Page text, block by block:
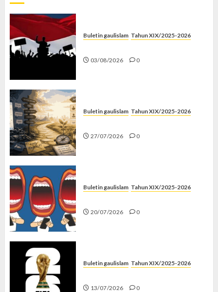
Buletin gaulislam Tahun XIX/2025-2026
03/08/2026 0
Buletin gaulislam Tahun XIX/2025-2026
27/07/2026 0
Buletin gaulislam Tahun XIX/2025-2026
20/07/2026 0
Buletin gaulislam Tahun XIX/2025-2026
13/07/2026 0